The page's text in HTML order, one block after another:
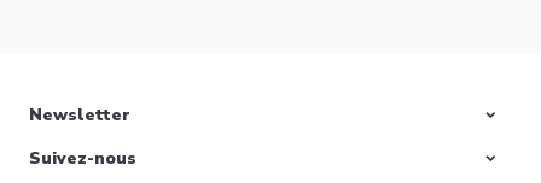
Préparer votre
Newsletter
Suivez-nous